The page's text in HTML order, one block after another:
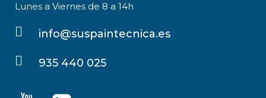
Lunes a Viernes de 8 a 14h
info@suspaintecnica.es
935 440 025